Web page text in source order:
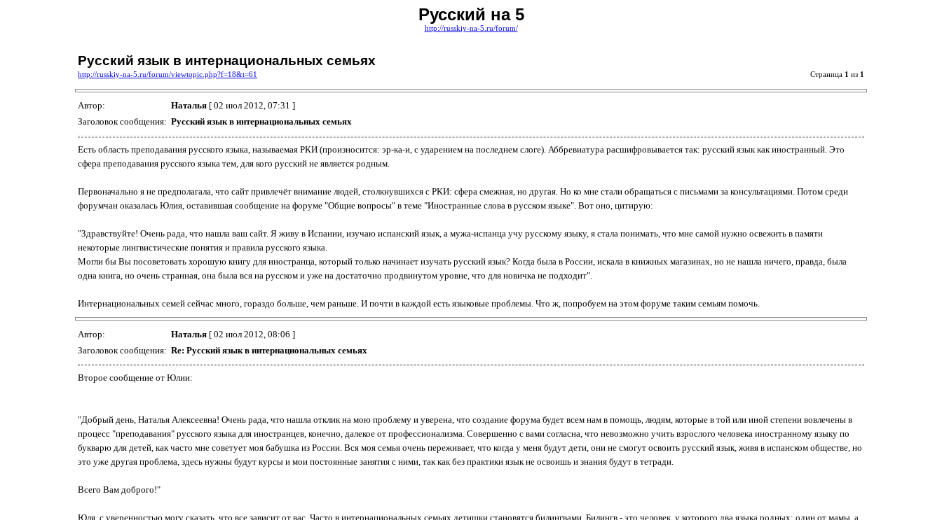
Русский на 5
http://russkiy-na-5.ru/forum/
Русский язык в интернациональных семьях
http://russkiy-na-5.ru/forum/viewtopic.php?f=18&t=61 Страница 1 из 1
Автор: Наталья [ 02 июл 2012, 07:31 ]
Заголовок сообщения: Русский язык в интернациональных семьях
Есть область преподавания русского языка, называемая РКИ (произносится: эр-ка-и, с ударением на последнем слоге). Аббревиатура расшифровывается так: русский язык как иностранный. Это
сфера преподавания русского языка тем, для кого русский не является родным.
Первоначально я не предполагала, что сайт привлечёт внимание людей, столкнувшихся с РКИ: сфера смежная, но другая. Но ко мне стали обращаться с письмами за консультациями. Потом среди
форумчан оказалась Юлия, оставившая сообщение на форуме "Общие вопросы" в теме "Иностранные слова в русском языке". Вот оно, цитирую:
"Здравствуйте! Очень рада, что нашла ваш сайт. Я живу в Испании, изучаю испанский язык, а мужа-испанца учу русскому языку, я стала понимать, что мне самой нужно освежить в памяти
некоторые лингвистические понятия и правила русского языка.
Могли бы Вы посоветовать хорошую книгу для иностранца, который только начинает изучать русский язык? Когда была в России, искала в книжных магазинах, но не нашла ничего, правда, была
одна книга, но очень странная, она была вся на русском и уже на достаточно продвинутом уровне, что для новичка не подходит".
Интернациональных семей сейчас много, гораздо больше, чем раньше. И почти в каждой есть языковые проблемы. Что ж, попробуем на этом форуме таким семьям помочь.
Автор: Наталья [ 02 июл 2012, 08:06 ]
Заголовок сообщения: Re: Русский язык в интернациональных семьях
Второе сообщение от Юлии:
"Добрый день, Наталья Алексеевна! Очень рада, что нашла отклик на мою проблему и уверена, что создание форума будет всем нам в помощь, людям, которые в той или иной степени вовлечены в
процесс "преподавания" русского языка для иностранцев, конечно, далекое от профессионализма. Совершенно с вами согласна, что невозможно учить взрослого человека иностранному языку по
букварю для детей, как часто мне советует моя бабушка из России. Вся моя семья очень переживает, что когда у меня будут дети, они не смогут освоить русский язык, живя в испанском обществе, но
это уже другая проблема, здесь нужны будут курсы и мои постоянные занятия с ними, так как без практики язык не освоишь и знания будут в тетради.
Всего Вам доброго!"
Юля, с уверенностью могу сказать, что все зависит от вас. Часто в интернациональных семьях детишки становятся билингвами. Билингв - это человек, у которого два языка родных: один от мамы, а